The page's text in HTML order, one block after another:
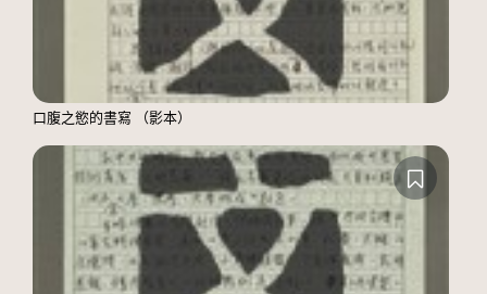
口腹之慾的書寫 （影本）